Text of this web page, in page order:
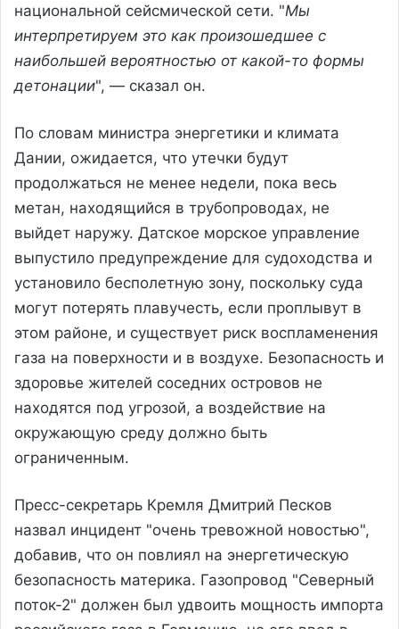
национальной сейсмической сети. "Мы
интерпретируем это как произошедшее с
наибольшей вероятностью от какой-то формы
детонации", — сказал он.
По словам министра энергетики и климата
Дании, ожидается, что утечки будут
продолжаться не менее недели, пока весь
метан, находящийся в трубопроводах, не
выйдет наружу. Датское морское управление
выпустило предупреждение для судоходства и
установило бесполетную зону, поскольку суда
могут потерять плавучесть, если проплывут в
этом районе, и существует риск воспламенения
газа на поверхности и в воздухе. Безопасность и
здоровье жителей соседних островов не
находятся под угрозой, а воздействие на
окружающую среду должно быть
ограниченным.
Пресс-секретарь Кремля Дмитрий Песков
назвал инцидент "очень тревожной новостью",
добавив, что он повлиял на энергетическую
безопасность материка. Газопровод "Северный
поток-2" должен был удвоить мощность импорта